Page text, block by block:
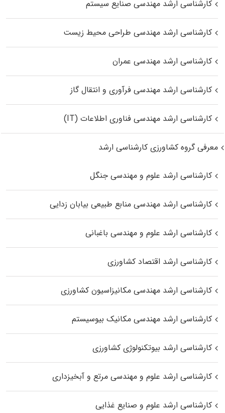
کارشناسی ارشد مهندسی صنایع سیستم
کارشناسی ارشد مهندسی طراحی محیط زیست
کارشناسی ارشد مهندسی عمران
کارشناسی ارشد مهندسی فرآوری و انتقال گاز
کارشناسی ارشد مهندسی فناوری اطلاعات (IT)
معرفی گروه کشاورزی کارشناسی ارشد
کارشناسی ارشد علوم و مهندسی جنگل
کارشناسی ارشد مهندسی منابع طبیعی بیابان زدایی
کارشناسی ارشد علوم و مهندسی باغبانی
کارشناسی ارشد اقتصاد کشاورزی
کارشناسی ارشد مهندسی مکانیزاسیون کشاورزی
کارشناسی ارشد مهندسی مکانیک بیوسیستم
کارشناسی ارشد بیوتکنولوژی کشاورزی
کارشناسی ارشد علوم و مهندسی مرتع و آبخیزداری
کارشناسی ارشد علوم و صنایع غذایی